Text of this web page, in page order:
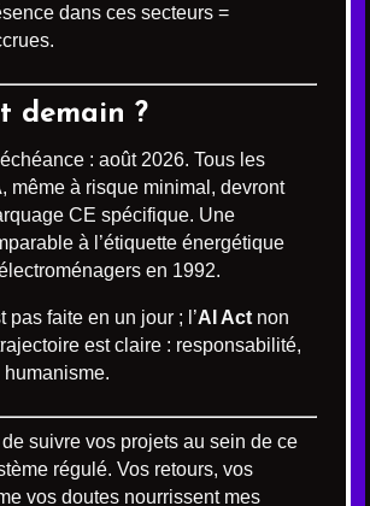
dans ces secteurs =
demain ?
: août 2026. Tous les
même à risque minimal, devront
CE spécifique. Une
à l’étiquette énergétique
en 1992.
pas faite en un jour ; l’AI Act non
est claire : responsabilité,
suivre vos projets au sein de ce
régulé. Vos retours, vos
vos doutes nourrissent mes